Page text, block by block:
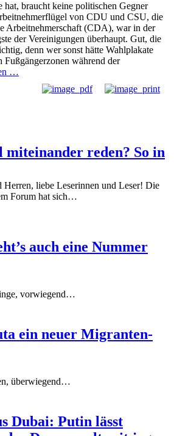
hat, braucht keine politischen Gegner
von CDU und CSU, die
Arbeitnehmerschaft (CDA), war in der
der Vereinigungen überhaupt. Gut, die
denn wer sonst hätte Wahlplakate
Fußgängerzonen während der
…
reden? So in
Herren, liebe Leserinnen und Leser! Die
Forum hat sich…
auch eine Nummer
vorwiegend…
ein neuer Migranten-
überwiegend…
Dubai: Putin lässt